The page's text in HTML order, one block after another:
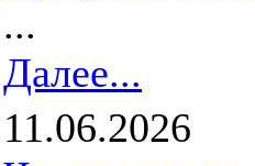
...
Далее...
11.06.2026